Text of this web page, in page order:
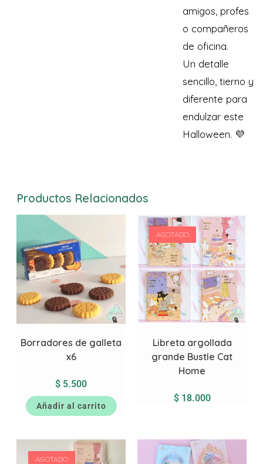
amigos, profes
o compañeros
de oficina.
Un detalle
sencillo, tierno y
diferente para
endulzar este
Halloween. 💜
Productos Relacionados
Borradores de galleta
x6
$ 5.500
Añadir al carrito
AGOTADO
Libreta argollada
grande Bustle Cat
Home
$18.000
AGOTADO